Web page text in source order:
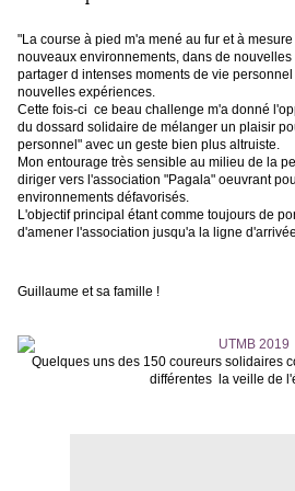
"La course à pied m'a mené au fur et à
nouveaux environnements, dans de
partager d intenses moments de vie
nouvelles expériences.
Cette fois-ci ce beau challenge m'a donné
du dossard solidaire de mélanger un plaisir
personnel" avec un geste bien plus altruiste.
Mon entourage très sensible au milieu de la
diriger vers l'association "Pagala" oeuvrant
environnements défavorisés.
L'objectif principal étant comme toujours de
d'amener l'association jusqu'a la ligne
Guillaume et sa famille !
Quelques uns des 150 coureurs solidaires
différentes la veille de